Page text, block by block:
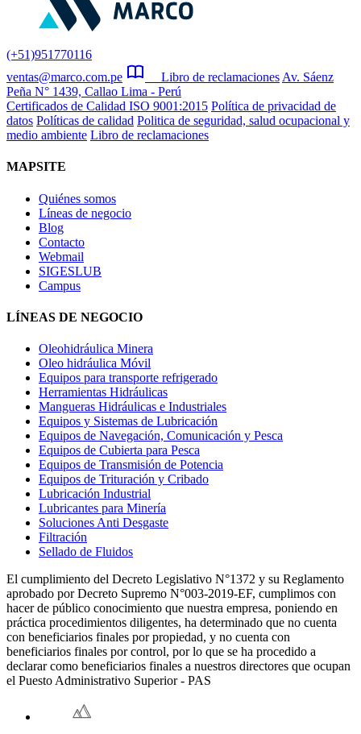
(+51)951770116
ventas@marco.com.pe
Libro de reclamaciones Av. Sáenz
Peña N° 1439, Callao Lima - Perú
Certificados de Calidad ISO 9001:2015 Política de privacidad de
datos Políticas de calidad Politica de seguridad, salud ocupacional y
medio ambiente Libro de reclamaciones
MAPSITE
Quiénes somos
Líneas de negocio
Blog
Contacto
Webmail
SIGESLUB
Campus
LÍNEAS DE NEGOCIO
Oleohidráulica Minera
Oleo hidráulica Móvil
Equipos para transporte refrigerado
Herramientas Hidráulicas
Mangueras Hidráulicas e Industriales
Equipos y Sistemas de Lubricación
Equipos de Navegación, Comunicación y Pesca
Equipos de Cubierta para Pesca
Equipos de Transmisión de Potencia
Equipos de Trituración y Cribado
Lubricación Industrial
Lubricantes para Minería
Soluciones Anti Desgaste
Filtración
Sellado de Fluidos
El cumplimiento del Decreto Legislativo N°1372 y su Reglamento
aprobado por Decreto Supremo N°003-2019-EF, cumplimos con
hacer de público conocimiento que nuestra empresa, poniendo en
práctica procedimientos diligentes, ha determinado que no cuenta
con beneficiarios finales por propiedad, y no cuenta con
beneficiarios finales por control, por lo que se ha procedido a
declarar como beneficiarios finales a nuestros directores que ocupan
el Puesto Administrativo Superior - PAS